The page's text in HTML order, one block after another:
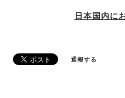
日本国内に
通報する